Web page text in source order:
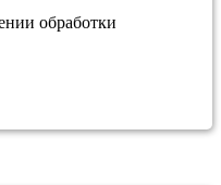
обработки